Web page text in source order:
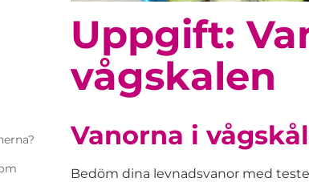
Uppgift:
vågskalen
Vanorna i
Bedöm dina levnadsvanor med